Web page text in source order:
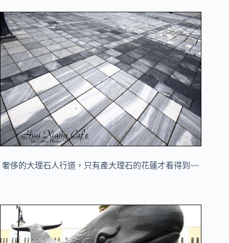
奢侈的大理石人行道，只有產大理石的花蓮才看得到~~